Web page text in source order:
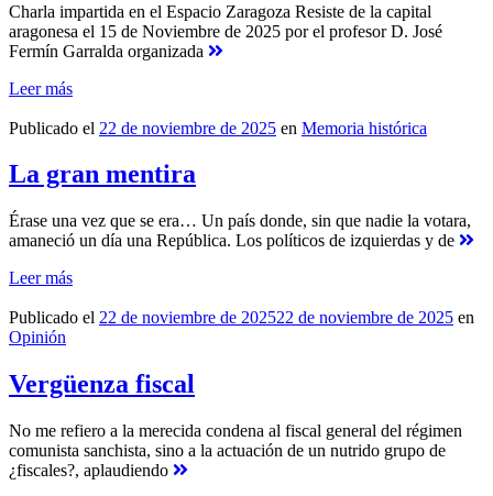
Charla impartida en el Espacio Zaragoza Resiste de la capital
aragonesa el 15 de Noviembre de 2025 por el profesor D. José
Fermín Garralda organizada
Leer más
Publicado el 22 de noviembre de 2025 en Memoria histórica
La gran mentira
Érase una vez que se era… Un país donde, sin que nadie la votara,
amaneció un día una República. Los políticos de izquierdas y de
Leer más
Publicado el 22 de noviembre de 202522 de noviembre de 2025 en
Opinión
Vergüenza fiscal
No me refiero a la merecida condena al fiscal general del régimen
comunista sanchista, sino a la actuación de un nutrido grupo de
¿fiscales?, aplaudiendo